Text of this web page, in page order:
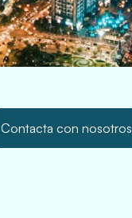
Contacta con nosotros